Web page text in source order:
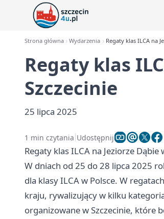
Strona główna Wydarzenia Regaty klas ILCA na
Regaty klas
Szczecinie
25 lipca 2025
1 min czytania Udostępnij
Regaty klas ILCA na Jeziorze Dąbie
W dniach od 25 do 28 lipca 2025
dla klasy ILCA w Polsce. W
kraju, rywalizujący w kilku
organizowane w Szczecinie, które